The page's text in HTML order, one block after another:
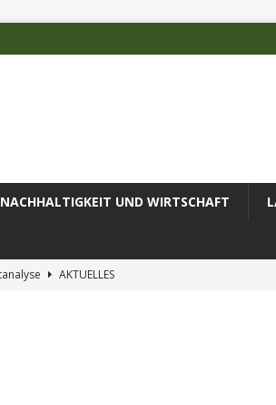
NACHHALTIGKEIT UND WIRTSCHAFT
AKTUELLES